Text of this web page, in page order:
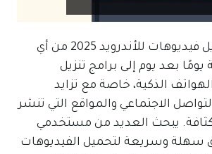
أفضل برنامج تنزيل فيديوهات للأندرويد 2025 من أي
يومًا بعد يوم إلى برامج تنزيل
الذكية، خاصة مع تزايد
الاجتماعي والمواقع التي تنشر
يبحث العديد من مستخدمي
سهلة وسريعة لتحميل الفيديوهات